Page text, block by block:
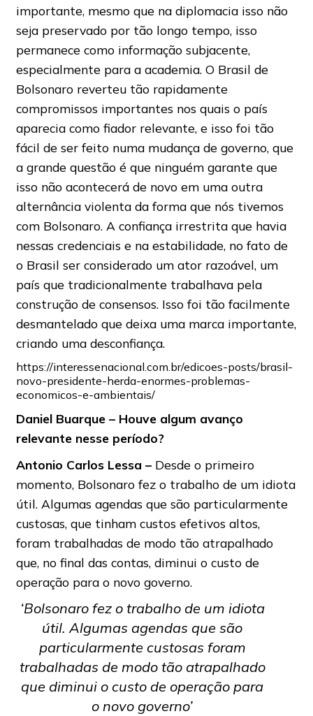
importante, mesmo que na diplomacia isso não
seja preservado por tão longo tempo, isso
permanece como informação subjacente,
especialmente para a academia. O Brasil de
Bolsonaro reverteu tão rapidamente
compromissos importantes nos quais o país
aparecia como fiador relevante, e isso foi tão
fácil de ser feito numa mudança de governo, que
a grande questão é que ninguém garante que
isso não acontecerá de novo em uma outra
alternância violenta da forma que nós tivemos
com Bolsonaro. A confiança irrestrita que havia
nessas credenciais e na estabilidade, no fato de
o Brasil ser considerado um ator razoável, um
país que tradicionalmente trabalhava pela
construção de consensos. Isso foi tão facilmente
desmantelado que deixa uma marca importante,
criando uma desconfiança.
https://interessenacional.com.br/edicoes-posts/brasil-
novo-presidente-herda-enormes-problemas-
economicos-e-ambientais/
Daniel Buarque – Houve algum avanço
relevante nesse período?
Antonio Carlos Lessa – Desde o primeiro
momento, Bolsonaro fez o trabalho de um idiota
útil. Algumas agendas que são particularmente
custosas, que tinham custos efetivos altos,
foram trabalhadas de modo tão atrapalhado
que, no final das contas, diminui o custo de
operação para o novo governo.
‘Bolsonaro fez o trabalho de um idiota
útil. Algumas agendas que são
particularmente custosas foram
trabalhadas de modo tão atrapalhado
que diminui o custo de operação para
o novo governo’